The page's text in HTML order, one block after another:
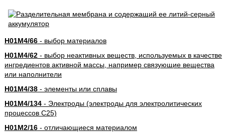
H01M4/66- выбор материалов
H01M4/62- выбор неактивных веществ, используемых в качестве
ингредиентов активной массы, например связующие вещества
или наполнители
H01M4/38- элементы или сплавы
H01M4/134- Электроды (электроды для электролитических
процессов C25)
H01M2/16- отличающиеся материалом